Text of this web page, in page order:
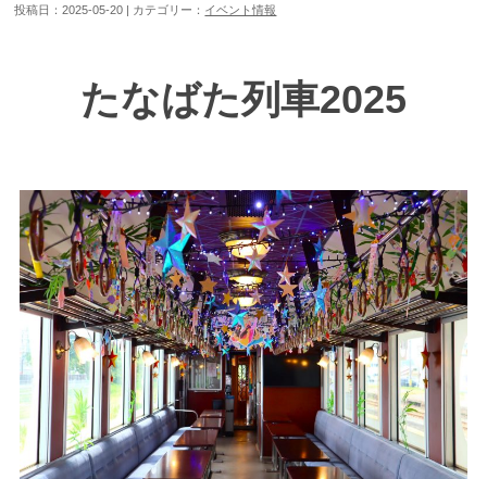
投稿日：2025-05-20 | カテゴリー： イベント情報
たなばた列車2025